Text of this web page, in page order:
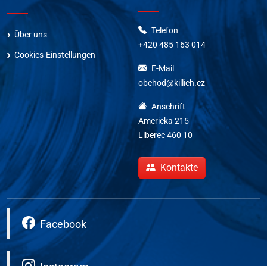
Über uns
Cookies-Einstellungen
Telefon
+420 485 163 014
E-Mail
obchod@killich.cz
Anschrift
Americka 215
Liberec 460 10
Kontakte
Facebook